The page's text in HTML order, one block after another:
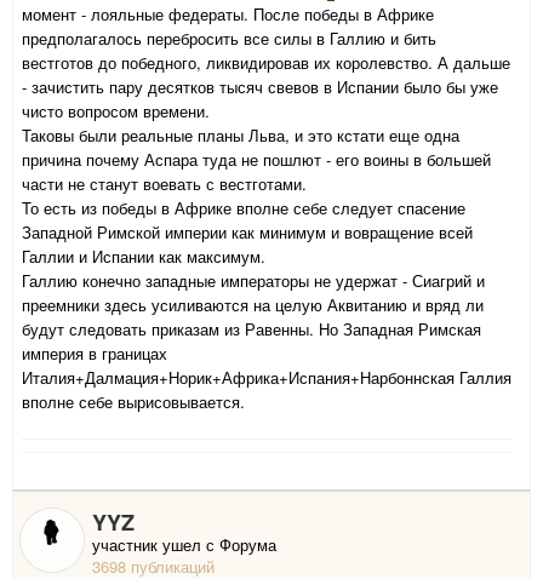
момент - лояльные федераты. После победы в Африке
предполагалось перебросить все силы в Галлию и бить
вестготов до победного, ликвидировав их королевство. А дальше
- зачистить пару десятков тысяч свевов в Испании было бы уже
чисто вопросом времени.
Таковы были реальные планы Льва, и это кстати еще одна
причина почему Аспара туда не пошлют - его воины в большей
части не станут воевать с вестготами.
То есть из победы в Африке вполне себе следует спасение
Западной Римской империи как минимум и вовращение всей
Галлии и Испании как максимум.
Галлию конечно западные императоры не удержат - Сиагрий и
преемники здесь усиливаются на целую Аквитанию и вряд ли
будут следовать приказам из Равенны. Но Западная Римская
империя в границах
Италия+Далмация+Норик+Африка+Испания+Нарбоннская Галлия
вполне себе вырисовывается.
YYZ
участник ушел с Форума
3698 публикаций